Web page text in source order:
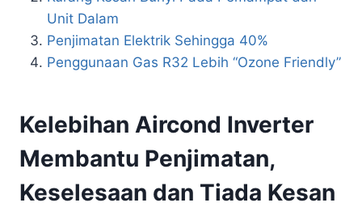
Unit Dalam
Penjimatan Elektrik Sehingga 40%
Penggunaan Gas R32 Lebih “Ozone Friendly”
Kelebihan Aircond Inverter
Membantu Penjimatan,
Keselesaan dan Tiada Kesan